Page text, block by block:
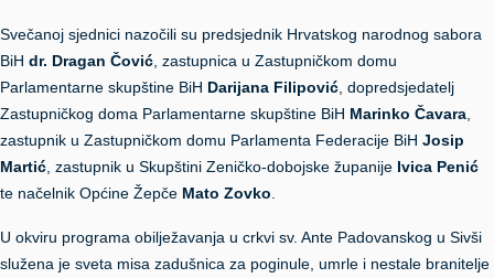
Svečanoj sjednici nazočili su predsjednik Hrvatskog narodnog sabora
BiH dr. Dragan Čović , zastupnica u Zastupničkom domu
Parlamentarne skupštine BiH Darijana Filipović , dopredsjedatelj
Zastupničkog doma Parlamentarne skupštine BiH Marinko Čavara
zastupnik u Zastupničkom domu Parlamenta Federacije BiH Josip
Martić , zastupnik u Skupštini Zeničko-dobojske županije Ivica Penić
te načelnik Općine Žepče Mato Zovko
U okviru programa obilježavanja u crkvi sv. Ante Padovanskog u Sivši
služena je sveta misa zadušnica za poginule, umrle i nestale branitelje